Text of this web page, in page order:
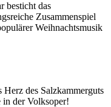
besticht das
Zusammenspiel
Weihnachtsmusik
des Salzkammerguts
in der Volksoper!